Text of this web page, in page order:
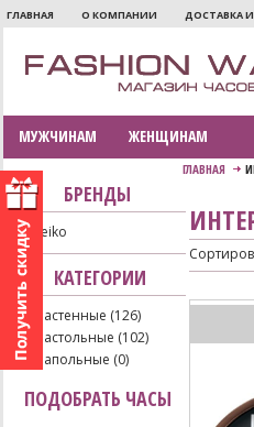
ГЛАВНАЯ О КОМПАНИИ ДОСТАВКА
МУЖЧИНАМ ЖЕНЩИНАМ
ГЛАВНАЯ
БРЕНДЫ
Seiko
КАТЕГОРИИ
Настенные (126)
Настольные (102)
Напольные (0)
ПОДОБРАТЬ ЧАСЫ